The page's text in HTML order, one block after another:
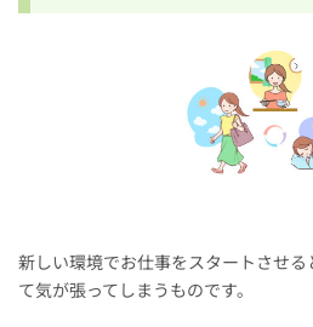
新しい環境でお仕事をスタートさせ
て気が張ってしまうものです。